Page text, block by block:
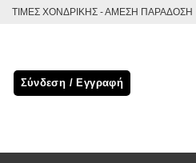
Μετάβαση
ΤΙΜΕΣ ΧΟΝΔΡΙΚΗΣ - ΑΜΕΣΗ ΠΑΡΑΔΟΣΗ
Σύνδεση / Εγγραφή